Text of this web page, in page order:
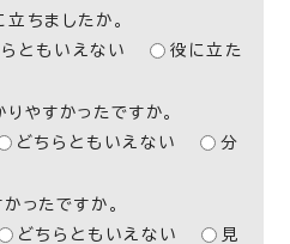
ちましたか。
ともいえない
役に立た
やすかったですか。
どちらともいえない
分
ったですか。
どちらともいえない 見